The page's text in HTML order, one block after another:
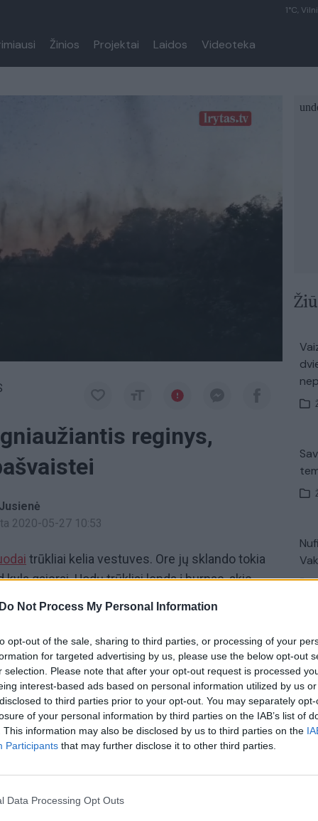
Do Not Process My Personal Information
opt-out of the sale, sharing to third parties, or processing of your
for targeted advertising by us, please use the below opt-out
selection. Please note that after your opt-out request is processed
interest-based ads based on personal information utilized by us
to third parties prior to your opt-out. You may separately
of your personal information by third parties on the IAB’s list of
This information may also be disclosed by us to third parties on the
Participants that may further disclose it to other third parties.
Data Processing Opt Outs
1°C,
Žinios Projektai Laidos Videoteka
reginys,
2020-05-27 10:53
trūkliai kelia vestuves. Ore jų sklando tokia
gaisrai. Uodų trūkliai lenda į burnas, akis,
iššūkiu. „Uodų truklių vestuvės,
vaizdu iš Ventės rago pasidalijo Ventės rago
Jusys.
vabzdžiai Vestuvės spiečius
–
Liūdna vyresnio amžiaus dirbančiųjų